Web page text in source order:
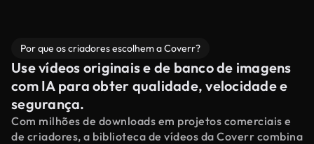
Por que os criadores escolhem a Coverr?
Use vídeos originais e de banco de imagens
com IA para obter qualidade, velocidade e
segurança.
Com milhões de downloads em projetos comerciais e
de criadores, a biblioteca de vídeos da Coverr combina